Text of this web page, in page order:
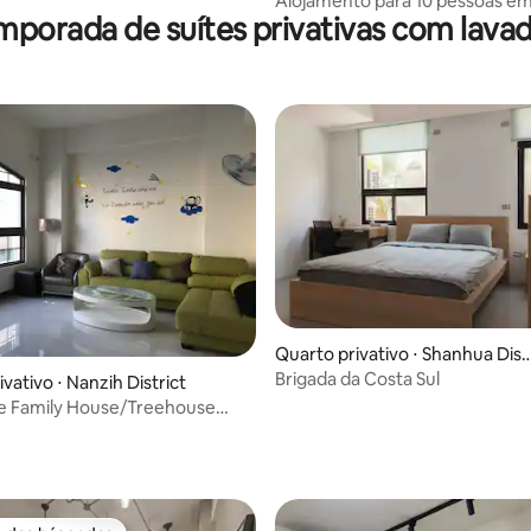
Village
de suítes privativas com
de 5, 10 avaliações
⋅ Nanzih District
Family House/Treehouse
Quarto privativo ⋅ Shanhua
ict
Brigada da Costa Sul